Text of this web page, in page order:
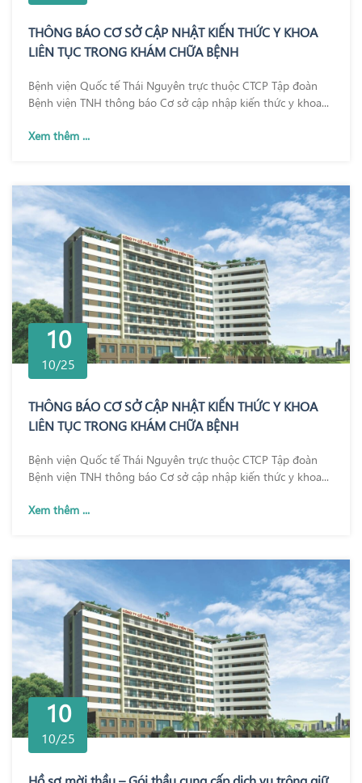
THÔNG BÁO CƠ SỞ CẬP NHẬT KIẾN THỨC Y KHOA
LIÊN TỤC TRONG KHÁM CHỮA BỆNH
Bệnh viện Quốc tế Thái Nguyên trực thuộc CTCP Tập đoàn
Bệnh viện TNH thông báo Cơ sở cập nhập kiến thức y khoa...
Xem thêm ...
10
10/25
THÔNG BÁO CƠ SỞ CẬP NHẬT KIẾN THỨC Y KHOA
LIÊN TỤC TRONG KHÁM CHỮA BỆNH
Bệnh viện Quốc tế Thái Nguyên trực thuộc CTCP Tập đoàn
Bệnh viện TNH thông báo Cơ sở cập nhập kiến thức y khoa...
Xem thêm ...
10
10/25